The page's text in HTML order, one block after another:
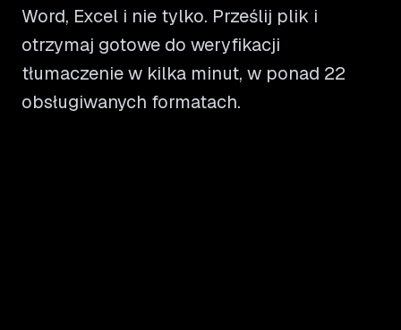
Word, Excel i nie tylko. Prześlij plik i
otrzymaj gotowe do weryfikacji
tłumaczenie w kilka minut, w ponad 22
obsługiwanych formatach.